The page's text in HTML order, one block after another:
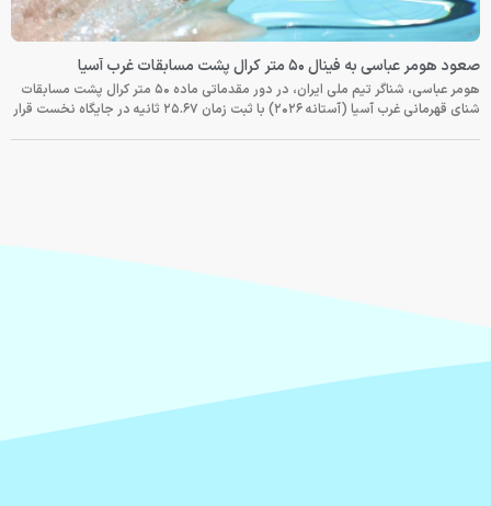
صعود هومر عباسی به فینال ۵۰ متر کرال پشت مسابقات غرب آسیا
هومر عباسی، شناگر تیم ملی ایران، در دور مقدماتی ماده ۵۰ متر کرال پشت مسابقات
شنای قهرمانی غرب آسیا (آستانه ۲۰۲۶) با ثبت زمان ۲۵.۶۷ ثانیه در جایگاه نخست قرار